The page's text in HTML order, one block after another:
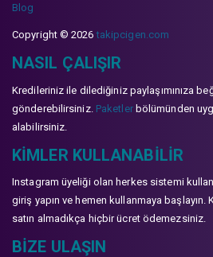
Blog
Copyright © 2026takipcigen.com
NASIL ÇALIŞIR
Kredileriniz ile dilediğiniz paylaşımınıza
gönderebilirsiniz. Paketlerbölümünden
alabilirsiniz.
KIMLER KULLANABILIR
Instagram üyeliği olan herkes sistemi
giriş yapın ve hemen kullanmaya başlayın.
satın almadıkça hiçbir ücret ödemezsiniz.
BIZE ULAŞIN